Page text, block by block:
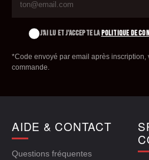
J'AI LU ET J'ACCEPTE LAPOLITIQUE DE
*Code envoyé par email après inscription,
commande.
AIDE & CONTACT
Questions fréquentes